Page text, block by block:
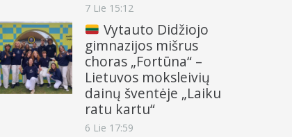
7 Lie 15:12
Vytauto Didžiojo
gimnazijos mišrus
choras „Fortūna“ –
Lietuvos moksleivių
dainų šventėje „Laiku
ratu kartu“
6 Lie 17:59